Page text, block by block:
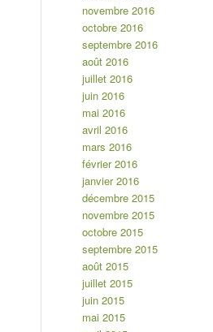
novembre 2016
octobre 2016
septembre 2016
août 2016
juillet 2016
juin 2016
mai 2016
avril 2016
mars 2016
février 2016
janvier 2016
décembre 2015
novembre 2015
octobre 2015
septembre 2015
août 2015
juillet 2015
juin 2015
mai 2015